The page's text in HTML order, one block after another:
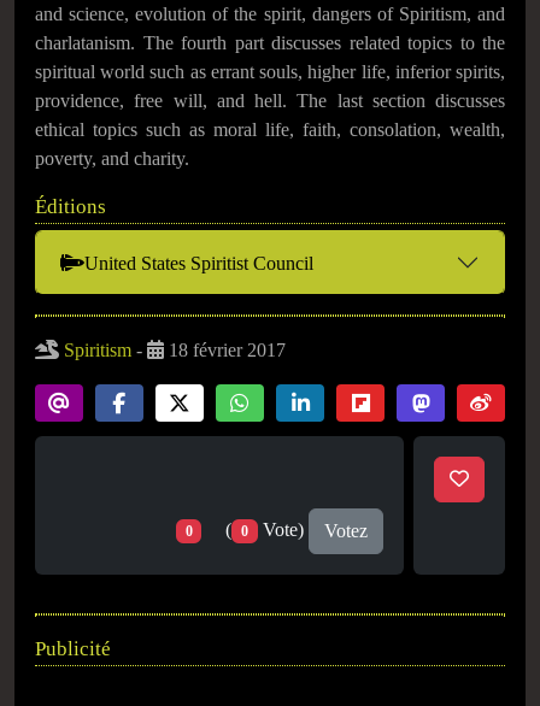
and science, evolution of the spirit, dangers of Spiritism, and
charlatanism. The fourth part discusses related topics to the
spiritual world such as errant souls, higher life, inferior spirits,
providence, free will, and hell. The last section discusses
ethical topics such as moral life, faith, consolation, wealth,
poverty, and charity.
Éditions
United States Spiritist Council
Spiritism - 18 février 2017
0 ( 0 Vote) Votez
Publicité